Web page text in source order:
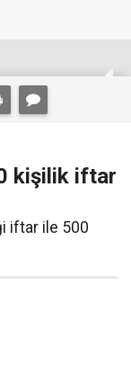
kişilik iftar
iftar ile 500